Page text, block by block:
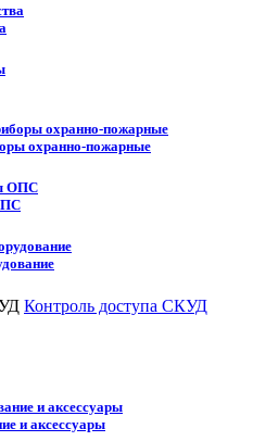
охранно-пожарные
Контроль доступа СКУД
и аксессуары